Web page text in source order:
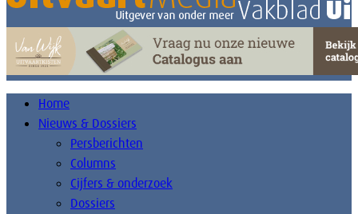
Home
Nieuws & Dossiers
Persberichten
Columns
Cijfers & onderzoek
Dossiers